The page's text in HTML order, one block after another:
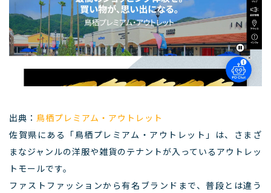
出典： 鳥栖プレミアム・アウトレット
佐賀県にある「鳥栖プレミアム・アウトレット」は、さまざ
まなジャンルの洋服や雑貨のテナントが入っているアウトレッ
トモールです。
ファストファッションから有名ブランドまで、普段とは違う